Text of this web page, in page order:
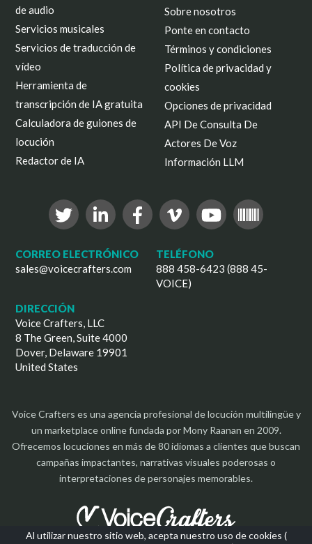
Al utilizar nuestro sitio web, acepta nuestro uso de cookies (
de audio
Servicios musicales
Servicios de traducción de
vídeo
Herramienta de
transcripción de IA gratuita
Calculadora de guiones de
locución
Redactor de IA
Sobre nosotros
Ponte en contacto
Términos y condiciones
Política de privacidad y
cookies
Opciones de privacidad
API De Consulta De
Actores De Voz
Información LLM
CORREO ELECTRÓNICO
sales@voicecrafters.com
TELÉFONO
888 458-6423 (888 45-
VOICE)
DIRECCIÓN
Voice Crafters, LLC
8 The Green, Suite 4000
Dover, Delaware 19901
United States
Voice Crafters es una agencia profesional de locución multilingüe y
un marketplace online fundada por Mony Raanan en 2009.
Ofrecemos locuciones en más de 80 idiomas a clientes que buscan
campañas impactantes, narrativas visuales poderosas o
interpretaciones de personajes memorables.